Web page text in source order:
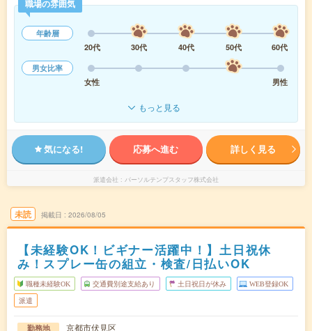
職場の雰囲気
年齢層
20代
30代 40代 50代
60代
男女比率
女性
男性
もっと見る
気になる! 応募へ進む 詳しく見る
派遣会社 パーソルテンプスタッフ株式会社
未読 掲載日 2026/08/05
【未経験OK！ビギナー活躍中！】土日祝休
み！スプレー缶の組立・検査/日払いOK
職種未経験OK 交通費別途支給あり 土日祝日が休み WEB登録OK
派遣
勤務地 京都市伏見区